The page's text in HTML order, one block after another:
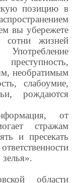
позицию в
вы убережете
сотни жизней
необратимым
слабоумие,
рождаются
от
стражам
и пресекать
области